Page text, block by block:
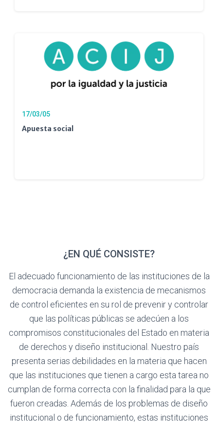
17/03/05
Apuesta social
¿EN QUÉ CONSISTE?
El adecuado funcionamiento de las instituciones de la
democracia demanda la existencia de mecanismos
de control eficientes en su rol de prevenir y controlar
que las políticas públicas se adecúen a los
compromisos constitucionales del Estado en materia
de derechos y diseño institucional. Nuestro país
presenta serias debilidades en la materia que hacen
que las instituciones que tienen a cargo esta tarea no
cumplan de forma correcta con la finalidad para la que
fueron creadas. Además de los problemas de diseño
institucional o de funcionamiento, estas instituciones